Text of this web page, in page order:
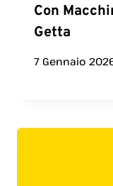
Con
Getta
7 Gennaio